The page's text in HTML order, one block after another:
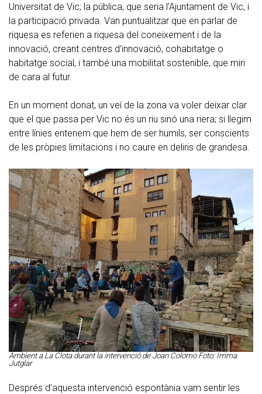
Universitat de Vic; la pública, que seria l’Ajuntament de Vic, i
la participació privada. Van puntualitzar que en parlar de
riquesa es referien a riquesa del coneixement i de la
innovació, creant centres d’innovació, cohabitatge o
habitatge social, i també una mobilitat sostenible, que miri
de cara al futur.
En un moment donat, un veí de la zona va voler deixar clar
que el que passa per Vic no és un riu sinó una riera; si llegim
entre línies entenem que hem de ser humils, ser conscients
de les pròpies limitacions i no caure en deliris de grandesa.
Ambient a La Clota durant la intervenció de Joan Colomo Foto: Imma
Jutglar
Després d’aquesta intervenció espontània vam sentir les